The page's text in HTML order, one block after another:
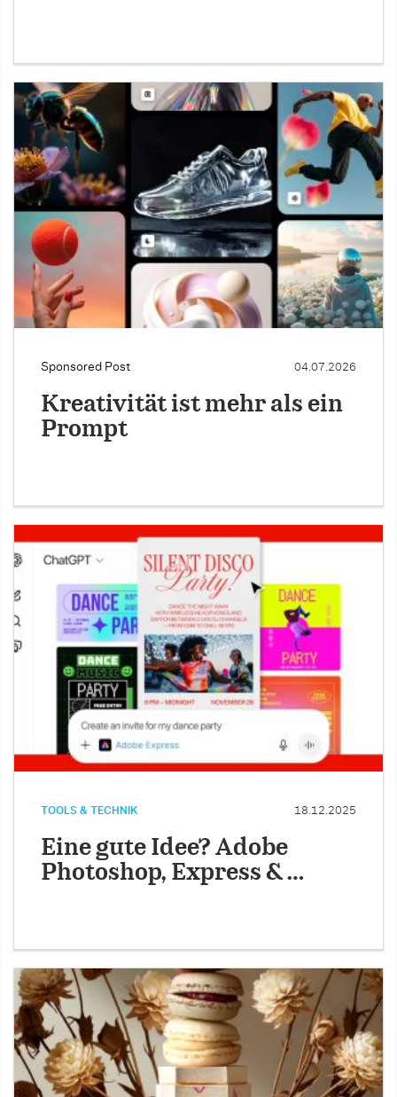
Sponsored Post 04.07.2026
Kreativität ist mehr als ein
Prompt
TOOLS & TECHNIK 18.12.2025
Eine gute Idee? Adobe
Photoshop, Express & …